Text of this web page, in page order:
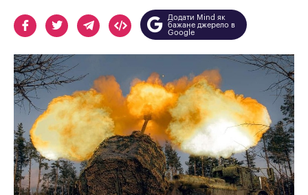
Додати Mind як
бажане джерело в
Google